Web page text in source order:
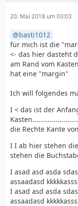
20. Mai 2018 um 03:03
basti1012
für mich ist die
<- das hier dasteht
am Rand vom
hat eine "margin"
Ich will folgendes
I < das ist der
die Rechte Kante
I I ab hier stehen
stehen die
I asad asd asda
assaadasd
I asad asd asda
assaadasd